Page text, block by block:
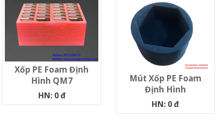
Xốp PE Foam Định
Hình QM7
HN: 0 đ
Mút Xốp PE Foam
Định Hình
HN: 0 đ